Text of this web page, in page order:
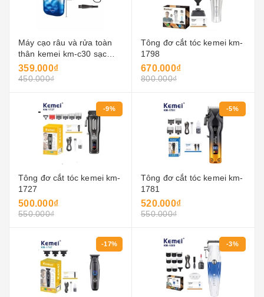
Máy cạo râu và rửa toàn
thân kemei km-c30 sạc
usb, đầu dao kép, sạc
nhanh, thiết kế nhỏ gọn,
359.000₫
450.000₫
Tông đơ cắt tóc kemei km-
1798
670.000₫
800.000₫
-9%
Tông đơ cắt tóc kemei km-
1727
500.000₫
550.000₫
-5%
Tông đơ cắt tóc kemei km-
1781
520.000₫
550.000₫
-17% -3%